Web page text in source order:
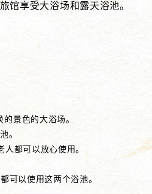
馆享受大浴场和露天浴池。
景色的大浴场。
。
都可以放心使用。
可以使用这两个浴池。